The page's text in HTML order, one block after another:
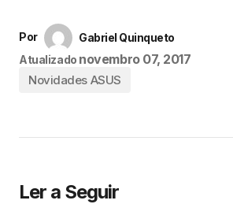
Por
Gabriel Quinqueto
Atualizado novembro 07, 2017
Novidades ASUS
Ler a Seguir